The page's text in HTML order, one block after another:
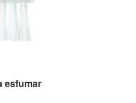
esfumar